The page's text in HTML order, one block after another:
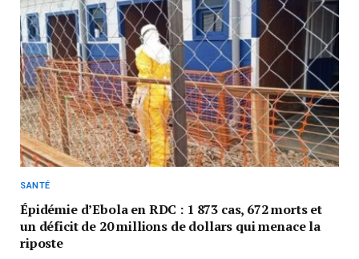
SANTÉ
Épidémie d’Ebola en RDC : 1 873 cas, 672 morts et
un déficit de 20 millions de dollars qui menace la
riposte